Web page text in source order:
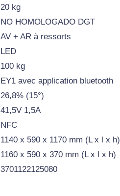
20 kg
NO HOMOLOGADO DGT
AV + AR à ressorts
LED
100 kg
EY1 avec application bluetooth
26,8% (15°)
41,5V 1,5A
NFC
1140 x 590 x 1170 mm (L x l x h)
1160 x 590 x 370 mm (L x l x h)
3701122125080